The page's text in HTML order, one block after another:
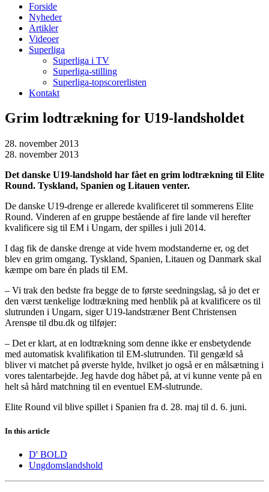
Forside
Nyheder
Artikler
Videoer
Superliga
Superliga i TV
Superliga-stilling
Superliga-topscorerlisten
Kontakt
Grim lodtrækning for U19-landsholdet
28. november 2013
28. november 2013
Det danske U19-landshold har fået en grim lodtrækning til Elite
Round. Tyskland, Spanien og Litauen venter.
De danske U19-drenge er allerede kvalificeret til sommerens Elite
Round. Vinderen af en gruppe bestående af fire lande vil herefter
kvalificere sig til EM i Ungarn, der spilles i juli 2014.
I dag fik de danske drenge at vide hvem modstanderne er, og det
blev en grim omgang. Tyskland, Spanien, Litauen og Danmark skal
kæmpe om bare én plads til EM.
– Vi trak den bedste fra begge de to første seedningslag, så jo det er
den værst tænkelige lodtrækning med henblik på at kvalificere os til
slutrunden i Ungarn, siger U19-landstræner Bent Christensen
Arensøe til dbu.dk og tilføjer:
– Det er klart, at en lodtrækning som denne ikke er ensbetydende
med automatisk kvalifikation til EM-slutrunden. Til gengæld så
bliver vi matchet på øverste hylde, hvilket jo også er en målsætning i
vores talentarbejde. Jeg havde dog håbet på, at vi kunne vente på en
helt så hård matchning til en eventuel EM-slutrunde.
Elite Round vil blive spillet i Spanien fra d. 28. maj til d. 6. juni.
In this article
D' BOLD
Ungdomslandshold